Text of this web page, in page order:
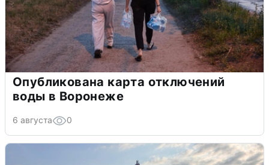
Опубликована карта отключений
воды в Воронеже
6 августа 0